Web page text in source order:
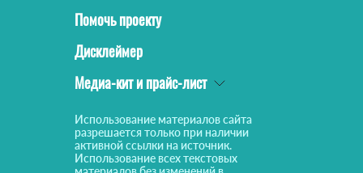
Помочь проекту
Дисклеймер
Медиа-кит и прайс-лист
Использование материалов сайта
разрешается только при наличии
активной ссылки на источник.
Использование всех текстовых